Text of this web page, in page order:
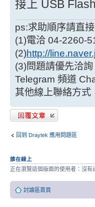
接上 USB
ps:求助順序請直接
(1)電洽 04-2260-
(2)http://
(3)問題請優先洽詢
Telegram 頻道
其他線上聯絡方式
發表回覆
回到 Draytek 應用問題區
誰在線上
正在瀏覽這個版面的使用者：沒有
討論區首頁